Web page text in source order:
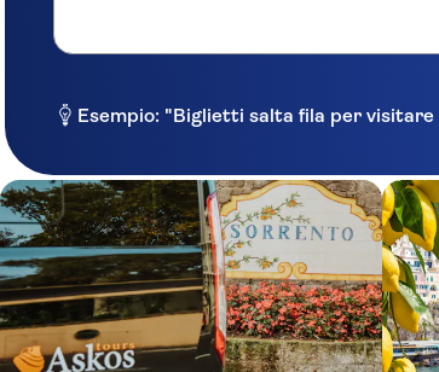
Esempio: "Biglietti salta fila per